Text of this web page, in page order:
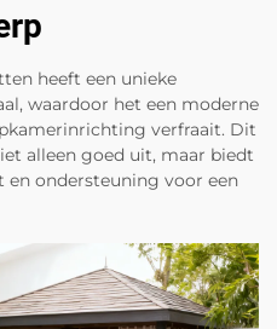
heeft een unieke
waardoor het een moderne
verfraait. Dit
alleen goed uit, maar biedt
en ondersteuning voor een